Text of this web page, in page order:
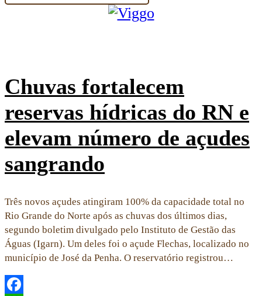
Chuvas fortalecem
reservas hídricas do RN e
elevam número de açudes
sangrando
Três novos açudes atingiram 100% da capacidade total no
Rio Grande do Norte após as chuvas dos últimos dias,
segundo boletim divulgado pelo Instituto de Gestão das
Águas (Igarn). Um deles foi o açude Flechas, localizado no
município de José da Penha. O reservatório registrou…